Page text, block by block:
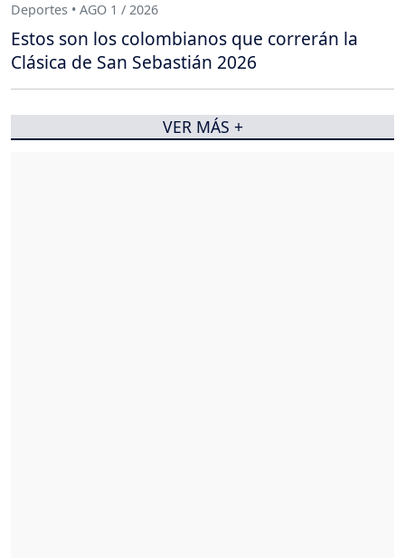
Deportes • AGO 1 / 2026
Estos son los colombianos que correrán la
Clásica de San Sebastián 2026
VER MÁS +